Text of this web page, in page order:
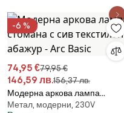
-6 %
74,95 €79,95 €
146,59 лв.156,37 лв.
Модерна аркова лампа
стомана с сив текстилен
Метал, модерни, 230V